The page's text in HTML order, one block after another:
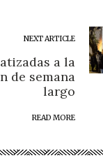
NEXT ARTICLE
a la
de semana
largo
READ MORE